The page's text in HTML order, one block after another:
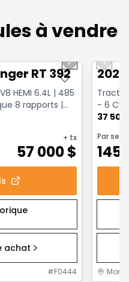
à vendre
Next slide
RT 392
HEMI 6.4L | 485
8 rapports |
+ tx
57 000$
achat
#F0444
- 6
37
Par
145